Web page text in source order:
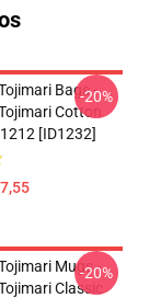
Bags -
Cotton
[ID1232]
-20%
Mugs -
Classic
-20%